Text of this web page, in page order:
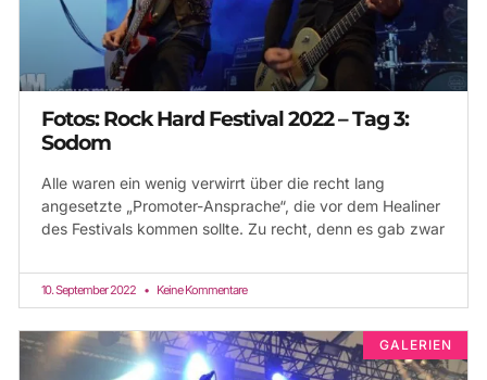
Fotos: Rock Hard Festival 2022 – Tag 3:
Sodom
Alle waren ein wenig verwirrt über die recht lang
angesetzte „Promoter-Ansprache“, die vor dem Healiner
des Festivals kommen sollte. Zu recht, denn es gab zwar
10. September 2022 Keine Kommentare
GALERIEN